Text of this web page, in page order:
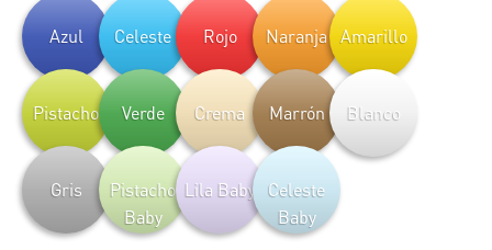
Azul Celeste Rojo Naranja Amarillo
Pistacho Verde Crema Marrón Blanco
Gris
Pistacho
Baby
Lila Baby
Celeste
Baby